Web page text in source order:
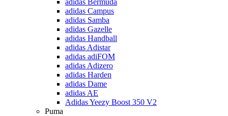
adidas Bermuda
adidas Campus
adidas Samba
adidas Gazelle
adidas Handball
adidas Adistar
adidas adiFOM
adidas Adizero
adidas Harden
adidas Dame
adidas AE
Adidas Yeezy Boost 350 V2
Puma